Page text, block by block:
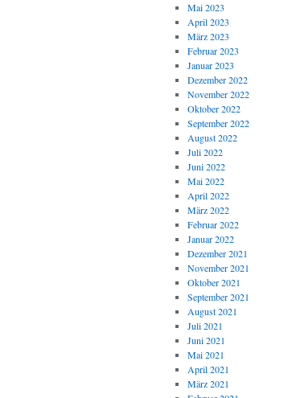
Mai 2023
April 2023
März 2023
Februar 2023
Januar 2023
Dezember 2022
November 2022
Oktober 2022
September 2022
August 2022
Juli 2022
Juni 2022
Mai 2022
April 2022
März 2022
Februar 2022
Januar 2022
Dezember 2021
November 2021
Oktober 2021
September 2021
August 2021
Juli 2021
Juni 2021
Mai 2021
April 2021
März 2021